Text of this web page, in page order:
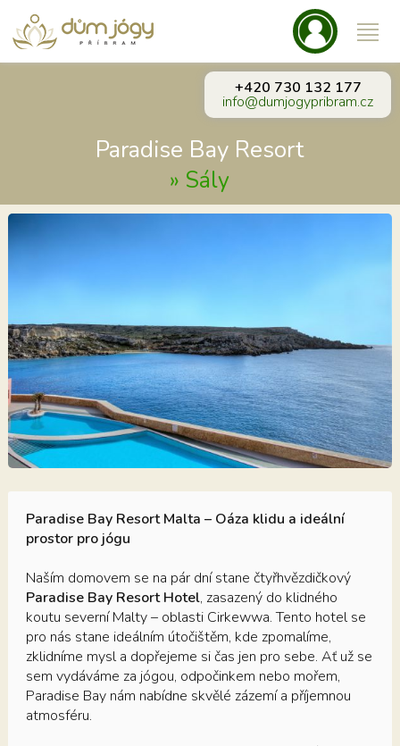
+420 730 132 177
info@dumjogypribram.cz
Paradise Bay Resort
» Sály
Paradise Bay Resort Malta – Oáza klidu a ideální
prostor pro jógu
Naším domovem se na pár dní stane čtyřhvězdičkový
Paradise Bay Resort Hotel, zasazený do klidného
koutu severní Malty – oblasti Cirkewwa. Tento hotel se
pro nás stane ideálním útočištěm, kde zpomalíme,
zklidníme mysl a dopřejeme si čas jen pro sebe. Ať už se
sem vydáváme za jógou, odpočinkem nebo mořem,
Paradise Bay nám nabídne skvělé zázemí a příjemnou
atmosféru.